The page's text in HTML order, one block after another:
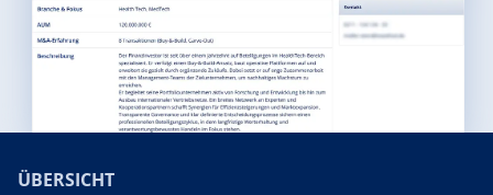
ÜBERSICHT